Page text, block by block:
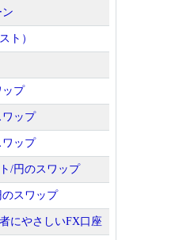
ト）
ップ
ワップ
ップ
/円のスワップ
スワップ
にやさしいFX口座